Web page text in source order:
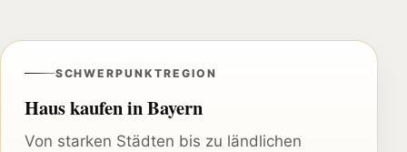
SCHWERPUNKTREGION
Haus kaufen in Bayern
Von starken Städten bis zu ländlichen